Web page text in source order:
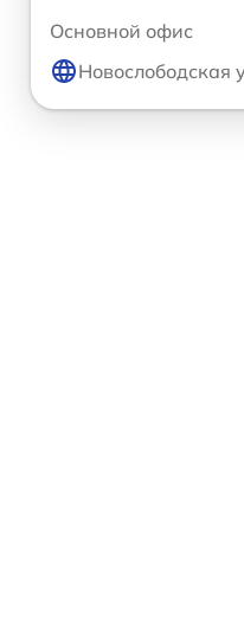
Основной офис
Новослободская